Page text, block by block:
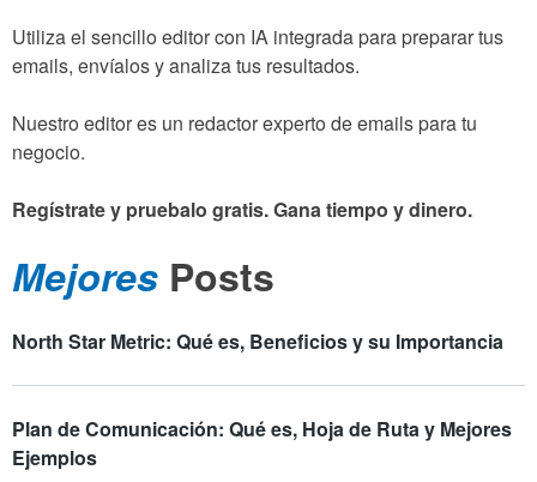
Utiliza el sencillo editor con IA integrada para preparar tus
emails, envíalos y analiza tus resultados.
Nuestro editor es un redactor experto de emails para tu
negocio.
Regístrate y pruebalo gratis. Gana tiempo y dinero.
Mejores Posts
North Star Metric: Qué es, Beneficios y su Importancia
Plan de Comunicación: Qué es, Hoja de Ruta y Mejores
Ejemplos